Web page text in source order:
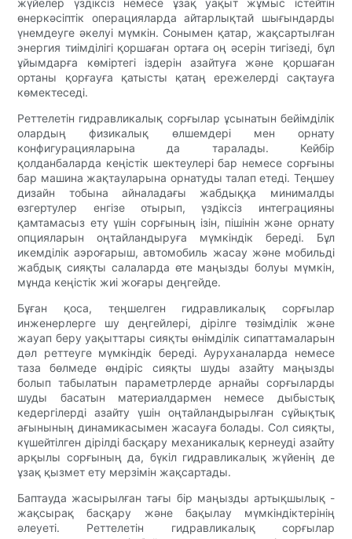
өнеркәсіптік операцияларда айтарлықтай шығындарды
үнемдеуге әкелуі мүмкін. Сонымен қатар, жақсартылған
энергия тиімділігі қоршаған ортаға оң әсерін тигізеді, бұл
ұйымдарға көміртегі іздерін азайтуға және қоршаған
ортаны қорғауға қатысты қатаң ережелерді сақтауға
көмектеседі.
Реттелетін гидравликалық сорғылар ұсынатын бейімділік
олардың физикалық өлшемдері мен орнату
конфигурацияларына да таралады. Кейбір
қолданбаларда кеңістік шектеулері бар немесе сорғыны
бар машина жақтауларына орнатуды талап етеді. Теңшеу
дизайн тобына айналадағы жабдыққа минималды
өзгертулер енгізе отырып, үздіксіз интеграцияны
қамтамасыз ету үшін сорғының ізін, пішінін және орнату
опцияларын оңтайландыруға мүмкіндік береді. Бұл
икемділік аэроғарыш, автомобиль жасау және мобильді
жабдық сияқты салаларда өте маңызды болуы мүмкін,
мұнда кеңістік жиі жоғары деңгейде.
Бұған қоса, теңшелген гидравликалық сорғылар
инженерлерге шу деңгейлері, дірілге төзімділік және
жауап беру уақыттары сияқты өнімділік сипаттамаларын
дәл реттеуге мүмкіндік береді. Ауруханаларда немесе
таза бөлмеде өндіріс сияқты шуды азайту маңызды
болып табылатын параметрлерде арнайы сорғыларды
шуды басатын материалдармен немесе дыбыстық
кедергілерді азайту үшін оңтайландырылған сұйықтық
ағынының динамикасымен жасауға болады. Сол сияқты,
күшейтілген дірілді басқару механикалық кернеуді азайту
арқылы сорғының да, бүкіл гидравликалық жүйенің де
ұзақ қызмет ету мерзімін жақсартады.
Баптауда жасырылған тағы бір маңызды артықшылық -
жақсырақ басқару және бақылау мүмкіндіктерінің
әлеуеті. Реттелетін гидравликалық сорғылар